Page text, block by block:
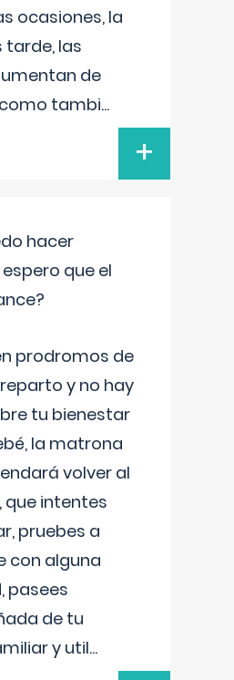
ocasiones, la
tarde, las
de
tambi...
+
hacer
que el
prodromos de
y no hay
tu bienestar
la matrona
volver al
que intentes
pruebes a
con alguna
pasees
de tu
y util...